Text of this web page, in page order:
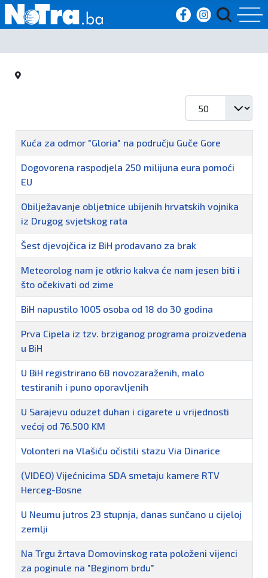
Početna
Vijesti
Kultura
Crna
kronika
Politika
Zanimljivosti
Naziv
Kuća za odmor "Gloria" na području Guče Gore
Dogovorena raspodjela 250 milijuna eura pomoći
EU
Obilježavanje obljetnice ubijenih hrvatskih vojnika
iz Drugog svjetskog rata
Šest djevojčica iz BiH prodavano za brak
Meteorolog nam je otkrio kakva će nam jesen biti i
što očekivati od zime
BiH napustilo 1005 osoba od 18 do 30 godina
Prva Cipela iz tzv. brziganog programa proizvedena
u BiH
U BiH registrirano 68 novozaraženih, malo
testiranih i puno oporavljenih
U Sarajevu oduzet duhan i cigarete u vrijednosti
većoj od 76.500 KM
Volonteri na Vlašiću očistili stazu Via Dinarice
(VIDEO) Vijećnicima SDA smetaju kamere RTV
Herceg-Bosne
U Neumu jutros 23 stupnja, danas sunčano u cijeloj
zemlji
Na Trgu žrtava Domovinskog rata položeni vijenci
za poginule na "Beginom brdu"